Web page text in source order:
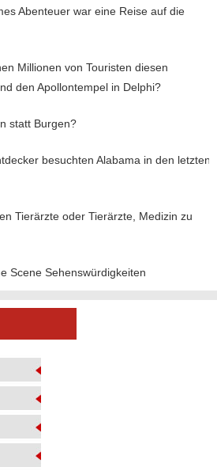
Abenteuer war eine Reise auf die
Millionen von Touristen diesen
den Apollontempel in Delphi?
statt Burgen?
besuchten Alabama in den letzten
Tierärzte oder Tierärzte, Medizin zu
Scene Sehenswürdigkeiten